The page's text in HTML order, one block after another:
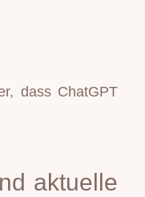
dass ChatGPT
aktuelle